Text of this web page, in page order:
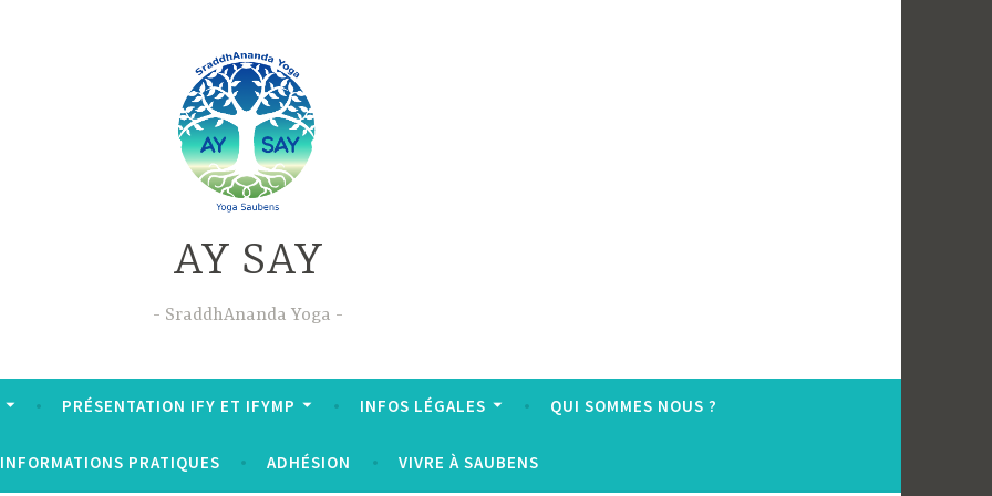
AY SAY
SraddhAnanda Yoga
PRÉSENTATION IFY ET IFYMP INFOS LÉGALES QUI SOMMES NOUS ?
INFORMATIONS PRATIQUES ADHÉSION VIVRE À SAUBENS